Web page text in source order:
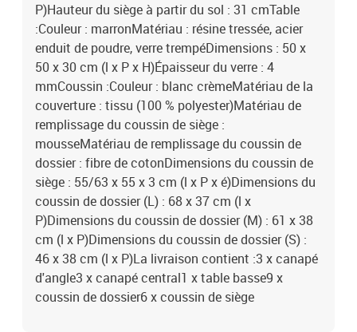
P)Hauteur du siège à partir du sol : 31 cmTable
:Couleur : marronMatériau : résine tressée, acier
enduit de poudre, verre trempéDimensions : 50 x
50 x 30 cm (l x P x H)Épaisseur du verre : 4
mmCoussin :Couleur : blanc crèmeMatériau de la
couverture : tissu (100 % polyester)Matériau de
remplissage du coussin de siège :
mousseMatériau de remplissage du coussin de
dossier : fibre de cotonDimensions du coussin de
siège : 55/63 x 55 x 3 cm (l x P x é)Dimensions du
coussin de dossier (L) : 68 x 37 cm (l x
P)Dimensions du coussin de dossier (M) : 61 x 38
cm (l x P)Dimensions du coussin de dossier (S) :
46 x 38 cm (l x P)La livraison contient :3 x canapé
d'angle3 x canapé central1 x table basse9 x
coussin de dossier6 x coussin de siège